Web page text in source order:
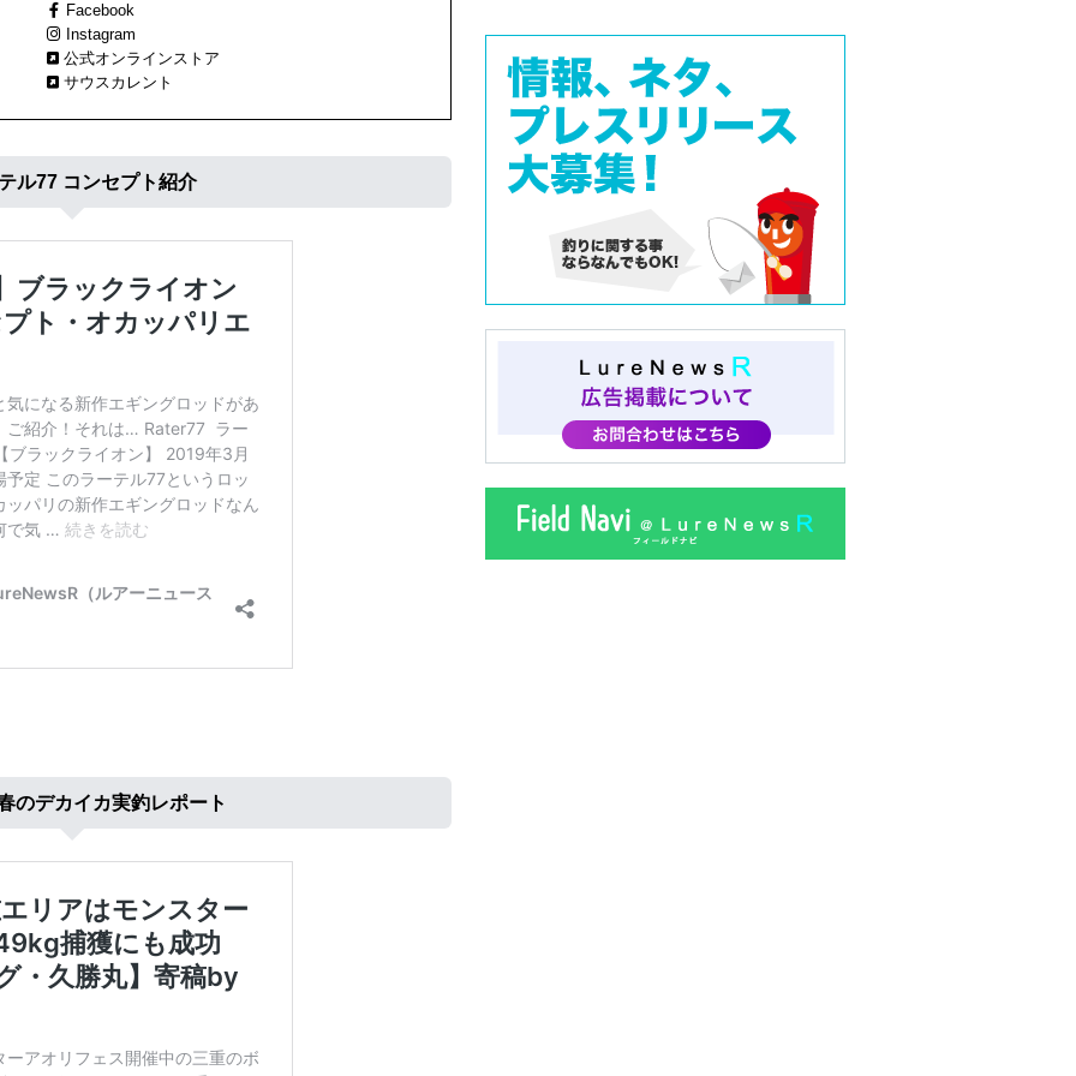
Facebook
Instagram
公式オンラインストア
サウスカレント
ル77 コンセプト紹介
のデカイカ実釣レポート